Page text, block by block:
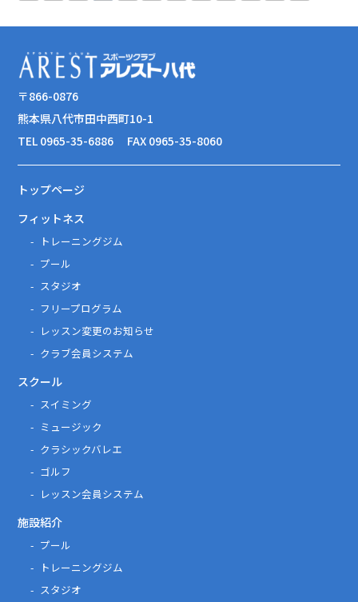
〒866-0876
熊本県八代市田中西町10-1
TEL 0965-35-6886
FAX 0965-35-8060
トップページ
フィットネス
トレーニングジム
プール
スタジオ
フリープログラム
レッスン変更のお知らせ
クラブ会員システム
スクール
スイミング
ミュージック
クラシックバレエ
ゴルフ
レッスン会員システム
施設紹介
プール
トレーニングジム
スタジオ